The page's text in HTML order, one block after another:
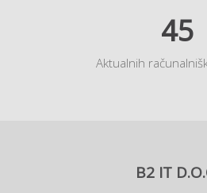
45
Aktualnih
B2 IT